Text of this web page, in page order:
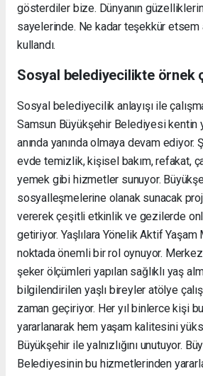
gösterdiler bize. Dünyanın
sayelerinde. Ne kadar teşekkür
kullandı.
Sosyal belediyecilikte örnek
Sosyal belediyecilik anlayışı ile
Samsun Büyükşehir Belediyesi kentin
anında yanında olmaya devam ediyor.
evde temizlik, kişisel bakım, refakat,
yemek gibi hizmetler sunuyor.
sosyalleşmelerine olanak sunacak
vererek çeşitli etkinlik ve gezilerde
getiriyor. Yaşlılara Yönelik Aktif
noktada önemli bir rol oynuyor.
şeker ölçümleri yapılan sağlıklı yaş
bilgilendirilen yaşlı bireyler atölye
zaman geçiriyor. Her yıl binlerce kişi
yararlanarak hem yaşam kalitesini
Büyükşehir ile yalnızlığını unutuyor.
Belediyesinin bu hizmetlerinden